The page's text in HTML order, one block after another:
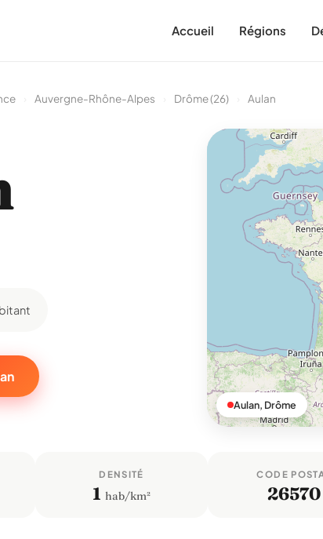
Accueil Régions
Auvergne-Rhône-Alpes Drôme (26) Aulan
Aulan, Drôme
DENSITÉ
1 hab/km²
CODE
26570